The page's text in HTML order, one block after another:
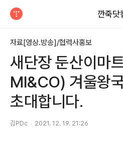
깐죽닷
자료[영상.방송]/협력사홍보
새단장 둔산이마
MI&CO) 겨울왕
초대합니다.
김PDc 2021. 12. 19. 21:26